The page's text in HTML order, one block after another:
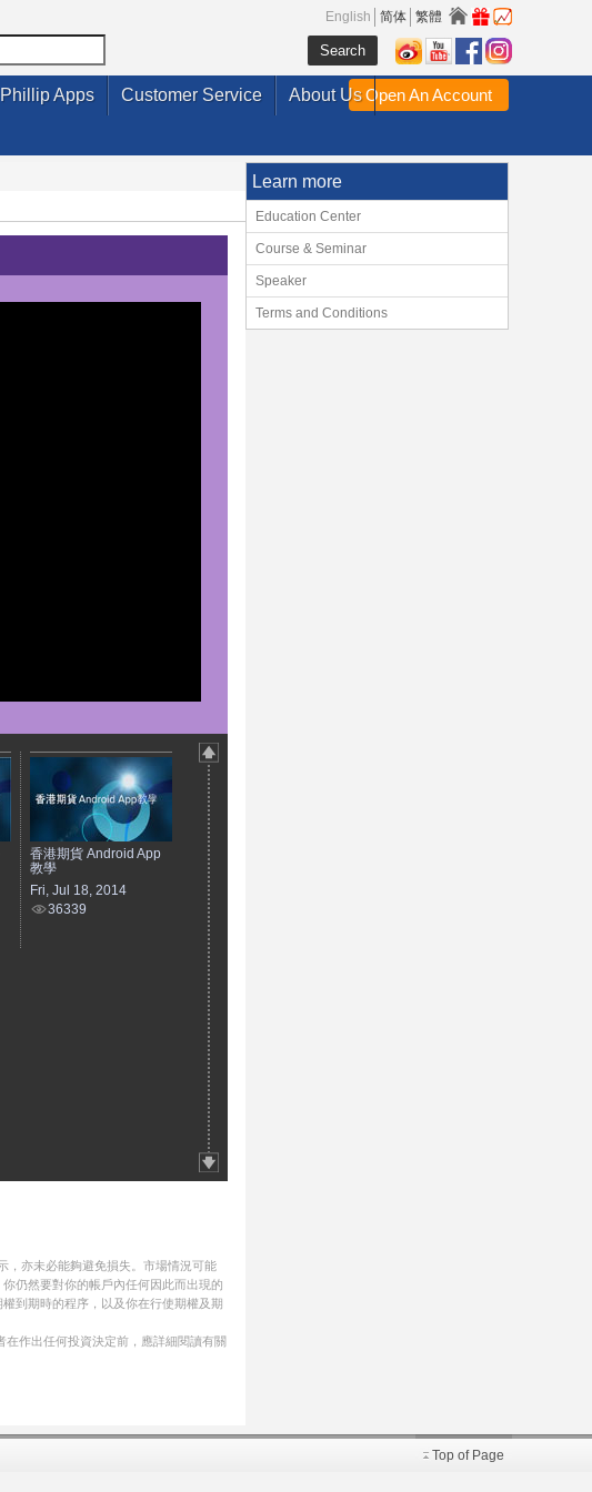
English 简体 繁體
Phillip Apps Customer Service About UsOpen An Account
香港期貨 Android App
教學
Fri, Jul 18, 2014
36339
，亦未必能夠避免損失。市場情況可能
仍然要對你的帳戶內任何因此而出現的
到期時的程序，以及你在行使期權及期
作出任何投資決定前，應詳細閱讀有關
Learn more
Education Center
Course & Seminar
Speaker
Terms and Conditions
Top of Page